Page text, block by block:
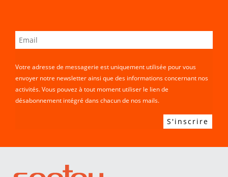
Votre adresse de messagerie est uniquement utilisée pour vous
envoyer notre newsletter ainsi que des informations concernant nos
activités. Vous pouvez à tout moment utiliser le lien de
désabonnement intégré dans chacun de nos mails.